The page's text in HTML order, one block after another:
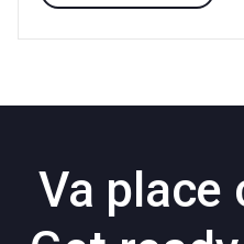
Va place